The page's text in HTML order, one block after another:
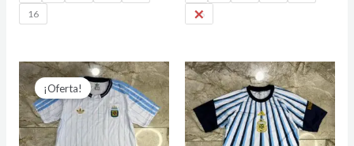
16
16
¡Oferta!
Rango
de
precios:
desde
$35.650
hasta